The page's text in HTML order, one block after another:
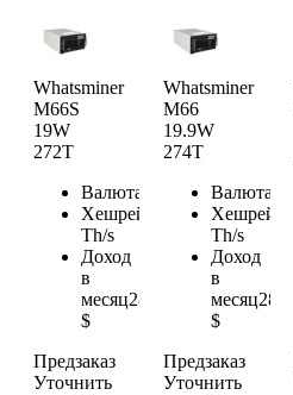
Whatsminer
M66S
19W
272T
Валюта
Хешрейт
Th/s
Доход
в
месяц285.6
$
Предзаказ
Уточнить
Whatsminer
M66
19.9W
274T
Валюта
Хешрейт
Th/s
Доход
в
месяц287.7
$
Предзаказ
Уточнить